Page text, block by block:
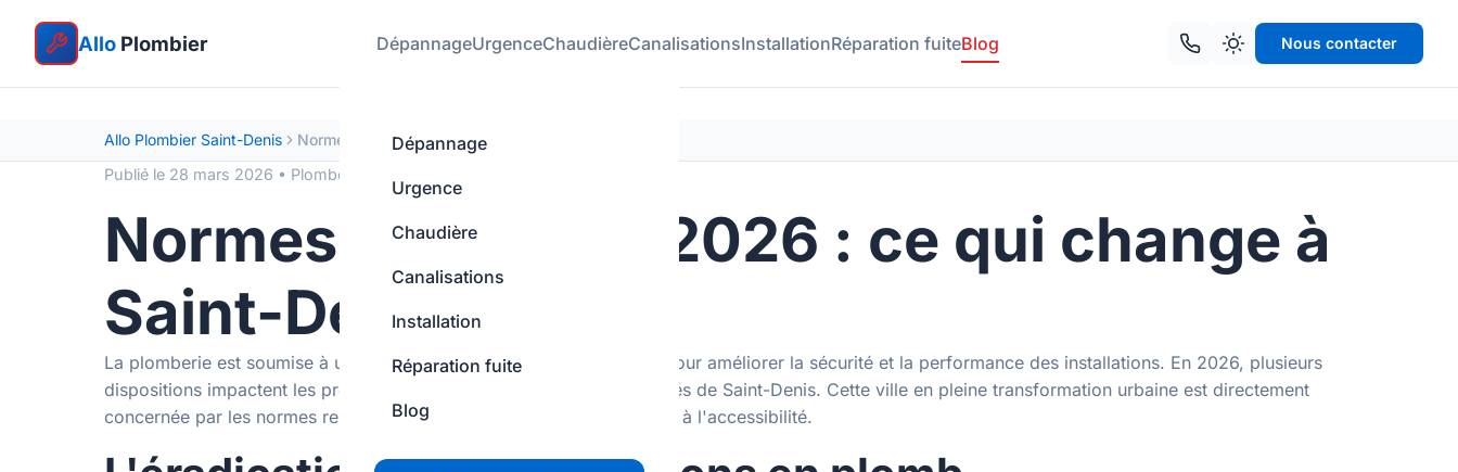
Allo Plombier DépannageUrgenceChaudièreCanalisationsInstallationRéparation fuiteBlog Nous contacter
Dépannage
Urgence
Chaudière
Canalisations
Installation
Réparation fuite
Blog
Allo Plombier Saint-Denis
Normes plomberie 2026
Publié le 28 mars 2026 • Plomberie Saint-Denis
Normes plomberie 2026 : ce qui change à
Saint-Denis
La plomberie est soumise à un cadre réglementaire strict qui évolue pour améliorer la sécurité et la performance des installations. En 2026, plusieurs
dispositions impactent les propriétaires, les bailleurs et les copropriétés de Saint-Denis. Cette ville en pleine transformation urbaine est directement
concernée par les normes relatives aux matériaux, à la sécurité gaz et à l'accessibilité.